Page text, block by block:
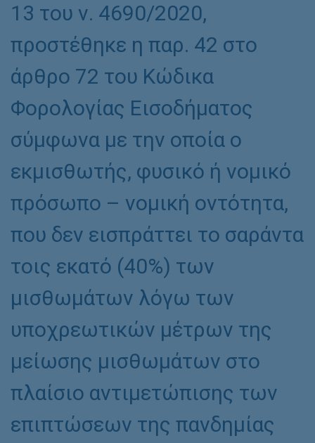
13 του ν. 4690/2020,
προστέθηκε η παρ. 42 στο
άρθρο 72 του Κώδικα
Φορολογίας Εισοδήματος
σύμφωνα με την οποία ο
εκμισθωτής, φυσικό ή νομικό
πρόσωπο – νομική οντότητα,
που δεν εισπράττει το σαράντα
τοις εκατό (40%) των
μισθωμάτων λόγω των
υποχρεωτικών μέτρων της
μείωσης μισθωμάτων στο
πλαίσιο αντιμετώπισης των
επιπτώσεων της πανδημίας